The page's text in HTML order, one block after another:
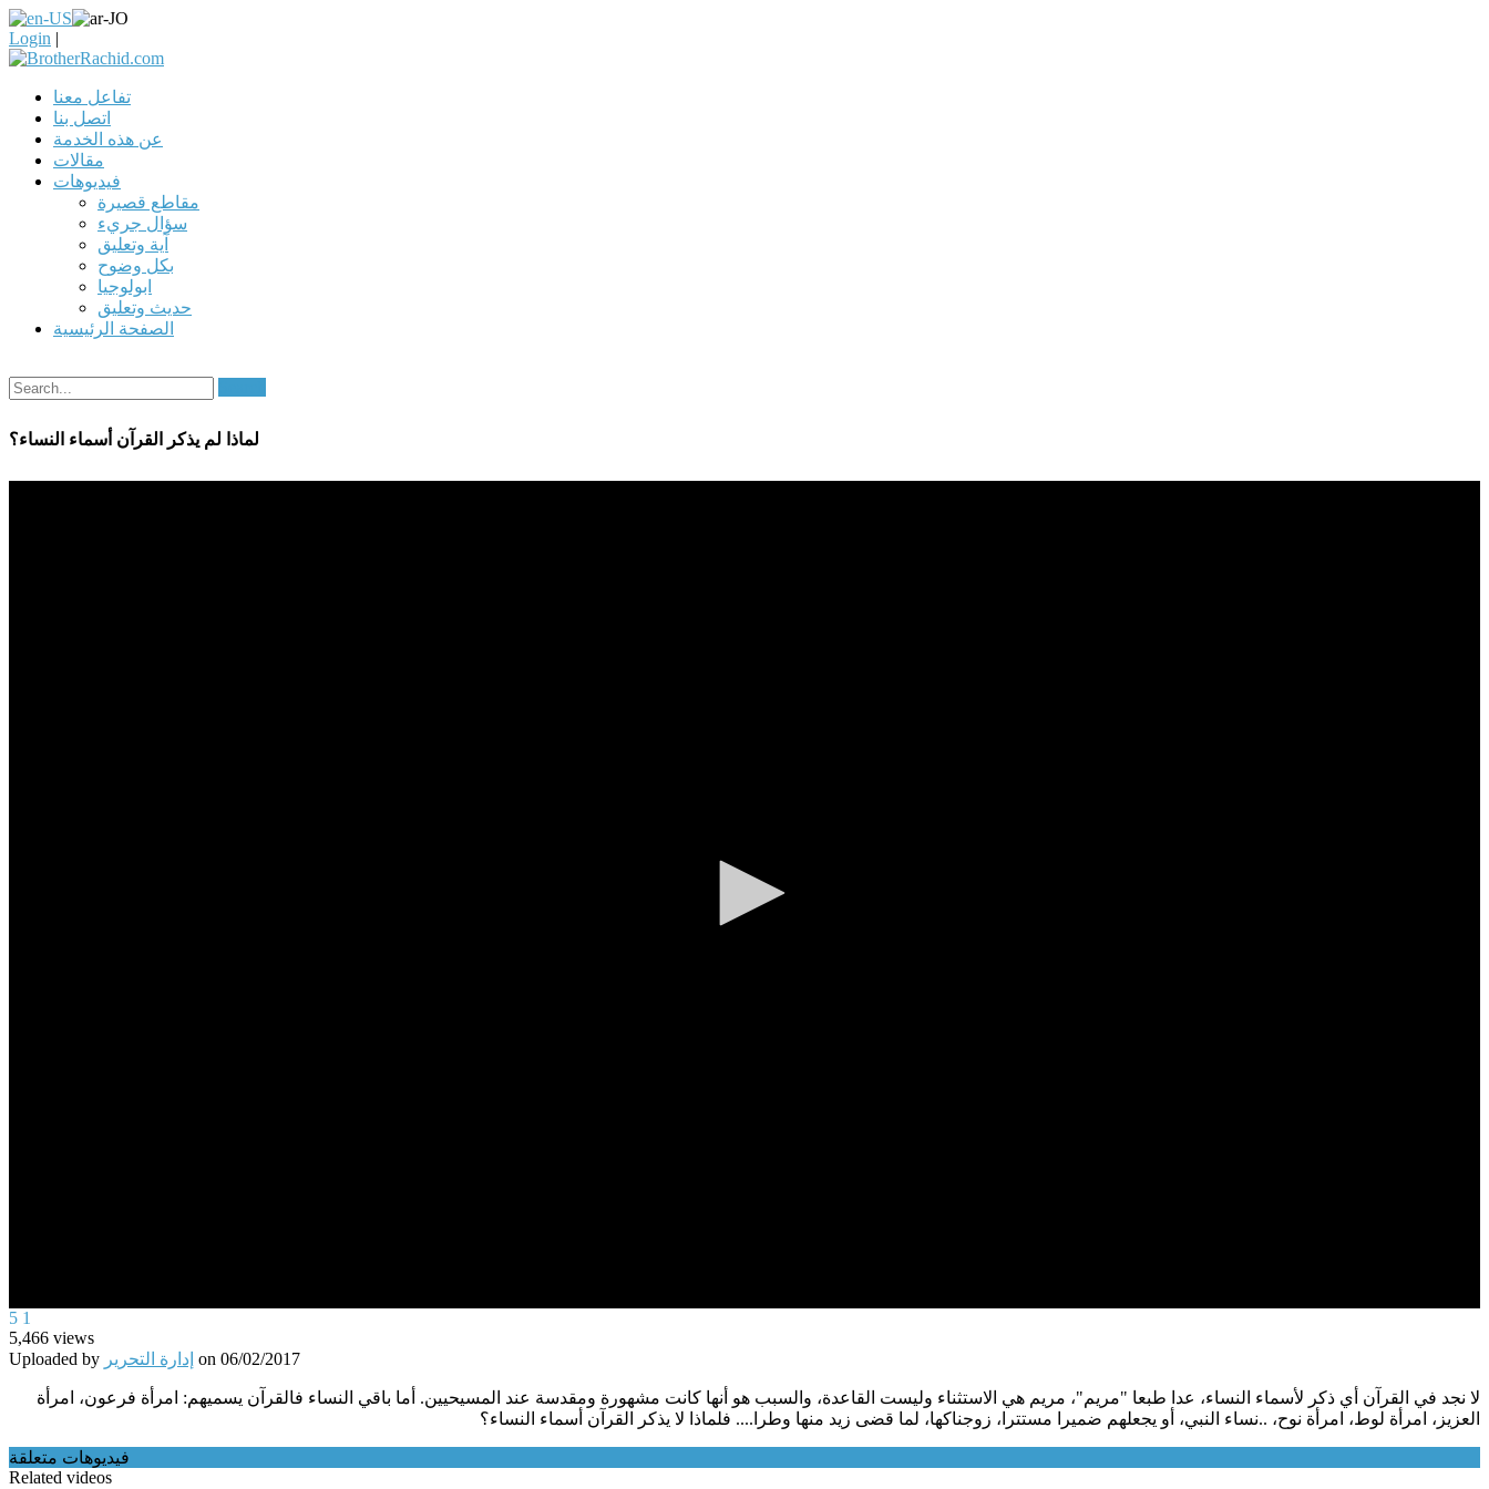
Login |
تفاعل معنا
اتصل بنا
عن هذه الخدمة
مقالات
فيديوهات
مقاطع قصيرة
سؤال جريء
آية وتعليق
بكل وضوح
ابولوجيا
حديث وتعليق
الصفحة الرئيسية
لماذا لم يذكر القرآن أسماء النساء؟
0
seconds
of
0
seconds
90%
5 1
5,466 views
Uploaded by إدارة التحرير on 06/02/2017
لا نجد في القرآن أي ذكر لأسماء النساء، عدا طبعا "مريم"، مريم هي الاستثناء وليست القاعدة، والسبب هو أنها كانت مشهورة ومقدسة عند المسيحيين. أما باقي النساء فالقرآن يسميهم: امرأة فرعون، امرأة
العزيز، امرأة لوط، امرأة نوح، ..نساء النبي، أو يجعلهم ضميرا مستترا، زوجناكها، لما قضى زيد منها وطرا.... فلماذا لا يذكر القرآن أسماء النساء؟
فيديوهات متعلقة
Related videos